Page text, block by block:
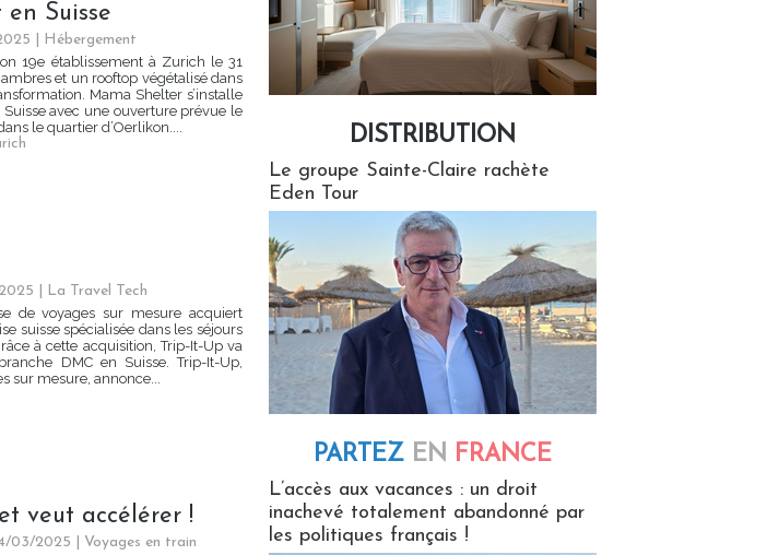
Suisse
Hébergement
19e établissement à Zurich le 31
et un rooftop végétalisé dans
Mama Shelter s’installe
avec une ouverture prévue le
le quartier d’Oerlikon....
La Travel Tech
de voyages sur mesure acquiert
suisse spécialisée dans les séjours
à cette acquisition, Trip-It-Up va
DMC en Suisse. Trip-It-Up,
sur mesure, annonce...
veut accélérer !
03/2025
Voyages en train
DISTRIBUTION
Le groupe Sainte-Claire rachète
Eden Tour
PARTEZ EN FRANCE
L’accès aux vacances : un droit
inachevé totalement abandonné par
les politiques français !